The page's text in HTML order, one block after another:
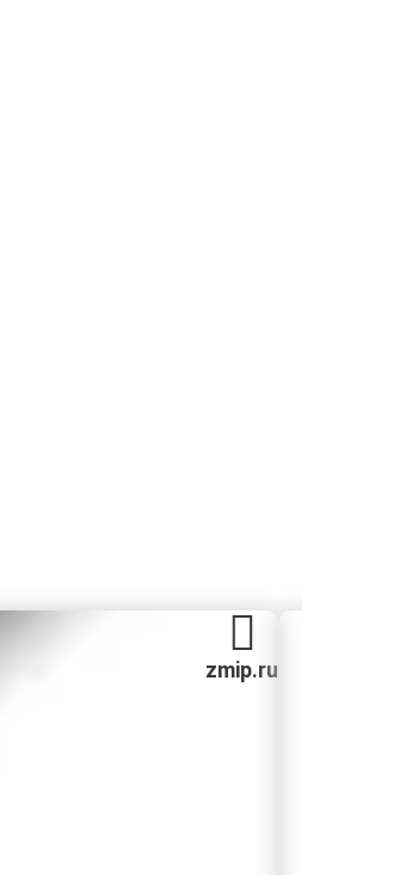
zmip.ru